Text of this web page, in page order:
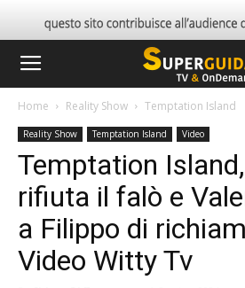
Home Reality Show Temptation Island
Reality Show Temptation Island Video
Temptation
rifiuta il falò e
a Filippo di
Video Witty Tv